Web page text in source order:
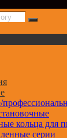
кольца для
серии